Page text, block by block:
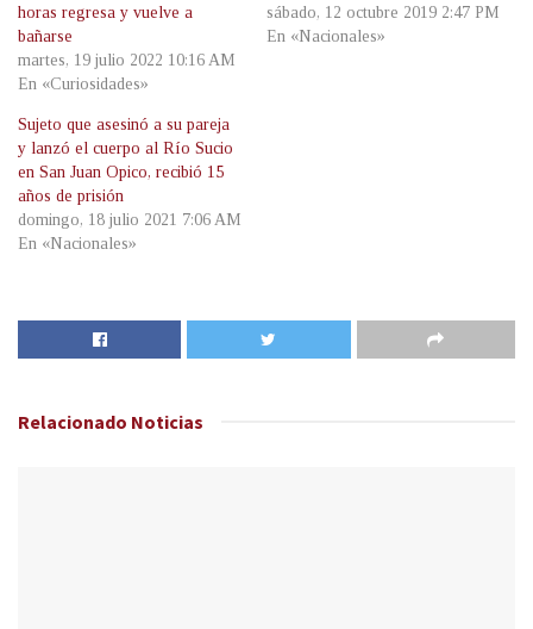
horas regresa y vuelve a
bañarse
martes, 19 julio 2022 10:16 AM
En «Curiosidades»
sábado, 12 octubre 2019 2:47 PM
En «Nacionales»
Sujeto que asesinó a su pareja
y lanzó el cuerpo al Río Sucio
en San Juan Opico, recibió 15
años de prisión
domingo, 18 julio 2021 7:06 AM
En «Nacionales»
Relacionado Noticias